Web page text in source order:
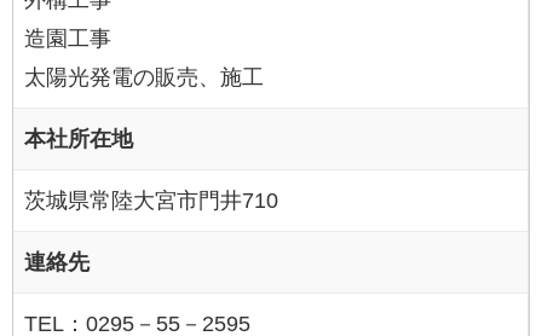
造園工事
太陽光発電の販売、施工
本社所在地
茨城県常陸大宮市門井710
連絡先
TEL：0295－55－2595